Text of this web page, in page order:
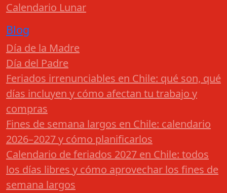
Calendario Lunar
Blog
Día de la Madre
Día del Padre
Feriados irrenunciables en Chile: qué son, qué
días incluyen y cómo afectan tu trabajo y
compras
Fines de semana largos en Chile: calendario
2026–2027 y cómo planificarlos
Calendario de feriados 2027 en Chile: todos
los días libres y cómo aprovechar los fines de
semana largos